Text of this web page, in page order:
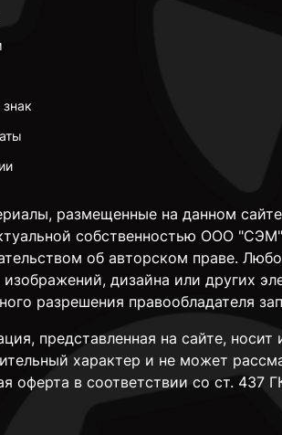
размещенные на данном
собственностью ООО
об авторском праве.
изображений, дизайна или других
разрешения правообладателя
представленная на сайте, носит
характер и не может
оферта в соответствии со ст. 437